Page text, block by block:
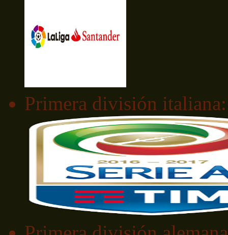
Primera división